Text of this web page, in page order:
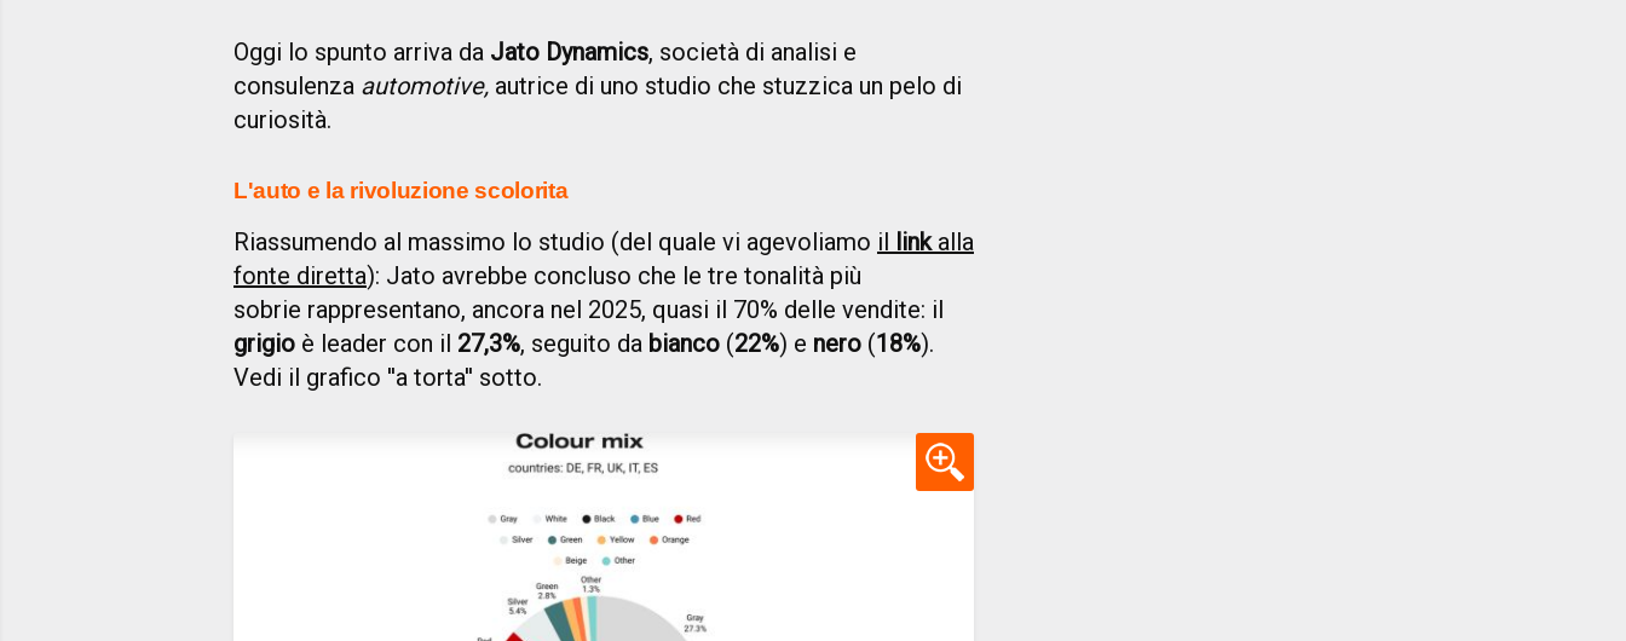
Oggi lo spunto arriva da Jato Dynamics, società di analisi e
consulenza automotive, autrice di uno studio che stuzzica un pelo di
curiosità.
L'auto e la rivoluzione scolorita
Riassumendo al massimo lo studio (del quale vi agevoliamo il linkalla
fonte diretta): Jato avrebbe concluso che le tre tonalità più
sobrie rappresentano, ancora nel 2025, quasi il 70% delle vendite: il
grigio è leader con il 27,3%, seguito da bianco (22%) e nero (18%).
Vedi il grafico ''a torta'' sotto.